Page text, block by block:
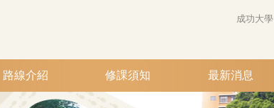
成功大學
路線介紹 修課須知 最新消息